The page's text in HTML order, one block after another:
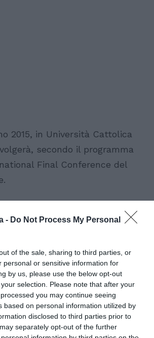
- Do Not Process My Personal
of the sale, sharing to third parties, or
personal or sensitive information for
by us, please use the below opt-out
selection. Please note that after your
you may continue seeing
based on personal information utilized by
disclosed to third parties prior to
separately opt-out of the further
2015, in Università Cattolica
secondo il programma
Final Conference del
di “svecchiare” il modello
ospite”, trasformando la
da gestire in risorsa
sviluppo economico e sociale